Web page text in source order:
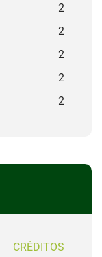
2
2
2
2
2
CRÉDITOS